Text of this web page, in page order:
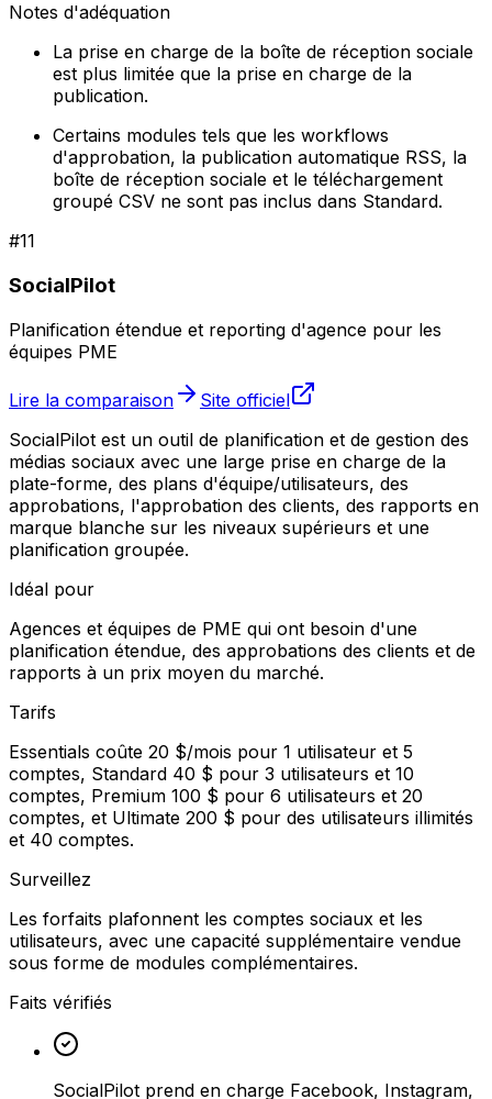
Notes d'adéquation
La prise en charge de la boîte de réception sociale
est plus limitée que la prise en charge de la
publication.
Certains modules tels que les workflows
d'approbation, la publication automatique RSS, la
boîte de réception sociale et le téléchargement
groupé CSV ne sont pas inclus dans Standard.
#11
SocialPilot
Planification étendue et reporting d'agence pour les
équipes PME
Lire la comparaison
Site officiel
SocialPilot est un outil de planification et de gestion des
médias sociaux avec une large prise en charge de la
plate-forme, des plans d'équipe/utilisateurs, des
approbations, l'approbation des clients, des rapports en
marque blanche sur les niveaux supérieurs et une
planification groupée.
Idéal pour
Agences et équipes de PME qui ont besoin d'une
planification étendue, des approbations des clients et de
rapports à un prix moyen du marché.
Tarifs
Essentials coûte 20 $/mois pour 1 utilisateur et 5
comptes, Standard 40 $ pour 3 utilisateurs et 10
comptes, Premium 100 $ pour 6 utilisateurs et 20
comptes, et Ultimate 200 $ pour des utilisateurs illimités
et 40 comptes.
Surveillez
Les forfaits plafonnent les comptes sociaux et les
utilisateurs, avec une capacité supplémentaire vendue
sous forme de modules complémentaires.
Faits vérifiés
SocialPilot prend en charge Facebook, Instagram,